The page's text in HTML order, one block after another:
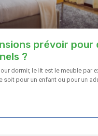
prévoir pour
?
dormir, le lit est le meuble par
soit pour un enfant ou pour un